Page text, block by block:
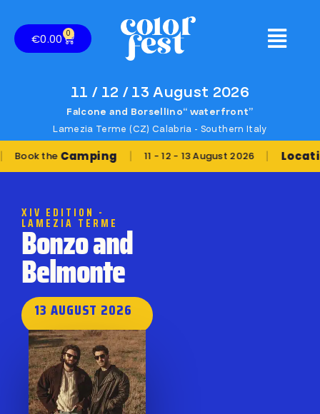
€0.00 0
11 / 12 / 13 August 2026
Falcone and Borsellino“ waterfront”
Lamezia Terme (CZ) Calabria - Southern Italy
theCamping | 11 - 12 - 13 August 2026 | Location
XIV EDITION -
LAMEZIA TERME
Bonzo and
Belmonte
13 AUGUST 2026